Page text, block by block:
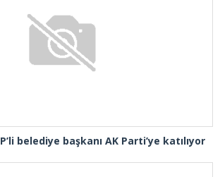
belediye başkanı AK Parti’ye katılıyor